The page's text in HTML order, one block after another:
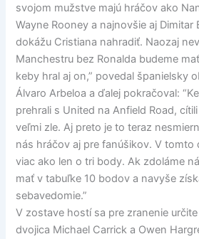
svojom mužstve majú hráčov ako
Wayne Rooney a najnovšie aj Dimitar
dokážu Cristiana nahradiť. Naozaj
Manchestru bez Ronalda budeme
keby hral aj on,” povedal španielsky
Álvaro Arbeloa a ďalej pokračoval:
prehrali s United na Anfield Road,
veľmi zle. Aj preto je to teraz
nás hráčov aj pre fanúšikov. V tomto
viac ako len o tri body. Ak zdoláme
mať v tabuľke 10 bodov a navyše
sebavedomie.”
V zostave hostí sa pre zranenie
dvojica Michael Carrick a Owen